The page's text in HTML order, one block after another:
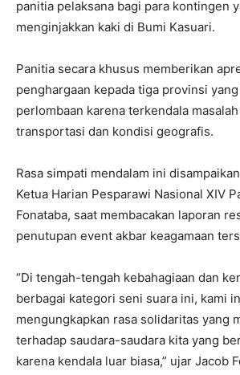
panitia pelaksana bagi para kontingen
menginjakkan kaki di Bumi Kasuari.
Panitia secara khusus memberikan
penghargaan kepada tiga provinsi
perlombaan karena terkendala
transportasi dan kondisi geografis.
Rasa simpati mendalam ini
Ketua Harian Pesparawi Nasional XIV
Fonataba, saat membacakan laporan
penutupan event akbar keagamaan
“Di tengah-tengah kebahagiaan dan
berbagai kategori seni suara ini, kami
mengungkapkan rasa solidaritas yang
terhadap saudara-saudara kita yang
karena kendala luar biasa,” ujar Jacob